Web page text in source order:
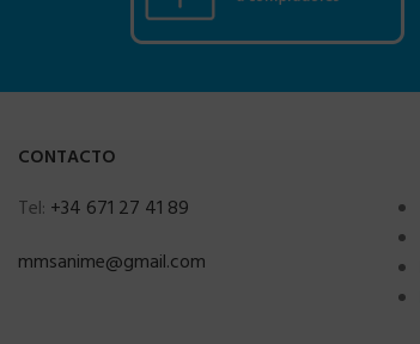
CONTACTO
Tel: +34 671 27 41 89
mmsanime@gmail.com